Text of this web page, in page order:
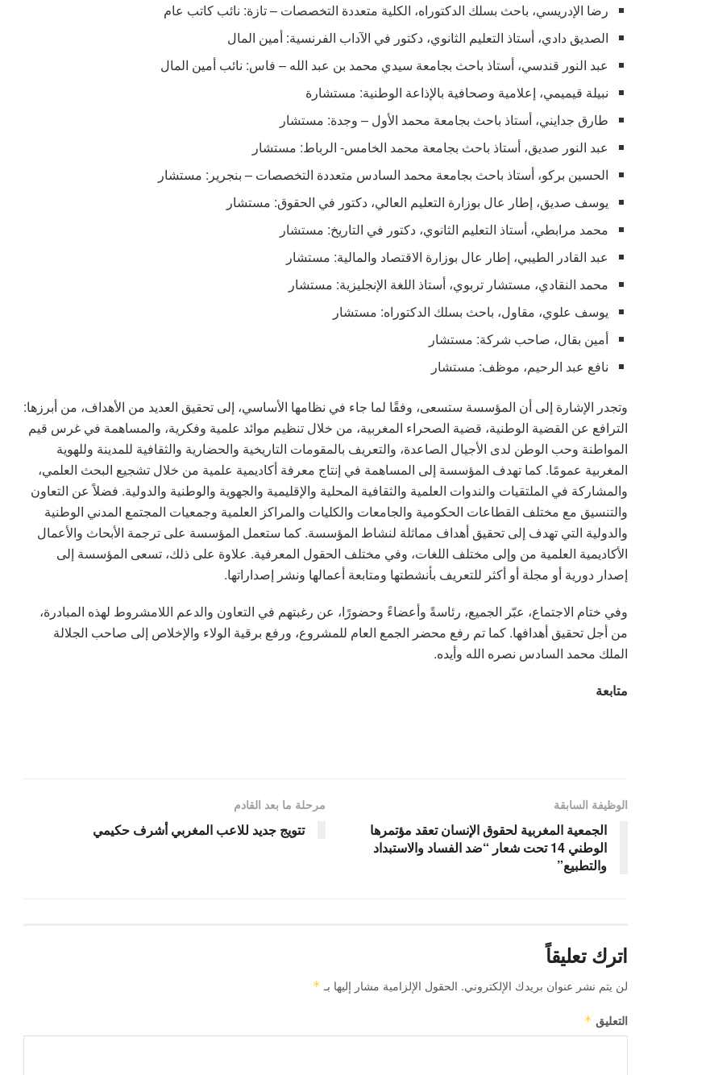
رضا الإدريسي، باحث بسلك الدكتوراه، الكلية متعددة التخصصات – تازة: نائب كاتب عام
الصديق دادي، أستاذ التعليم الثانوي، دكتور في الآداب الفرنسية: أمين المال
عبد النور قندسي، أستاذ باحث بجامعة سيدي محمد بن عبد الله – فاس: نائب أمين المال
نبيلة قيميمي، إعلامية وصحافية بالإذاعة الوطنية: مستشارة
طارق جدايني، أستاذ باحث بجامعة محمد الأول – وجدة: مستشار
عبد النور صديق، أستاذ باحث بجامعة محمد الخامس- الرباط: مستشار
الحسين بركو، أستاذ باحث بجامعة محمد السادس متعددة التخصصات – بنجرير: مستشار
يوسف صديق، إطار عال بوزارة التعليم العالي، دكتور في الحقوق: مستشار
محمد مرابطي، أستاذ التعليم الثانوي، دكتور في التاريخ: مستشار
عبد القادر الطيبي، إطار عال بوزارة الاقتصاد والمالية: مستشار
محمد النقادي، مستشار تربوي، أستاذ اللغة الإنجليزية: مستشار
يوسف علوي، مقاول، باحث بسلك الدكتوراه: مستشار
أمين بقال، صاحب شركة: مستشار
نافع عبد الرحيم، موظف: مستشار
وتجدر الإشارة إلى أن المؤسسة ستسعى، وفقًا لما جاء في نظامها الأساسي، إلى تحقيق العديد من الأهداف، من أبرزها:
الترافع عن القضية الوطنية، قضية الصحراء المغربية، من خلال تنظيم موائد علمية وفكرية، والمساهمة في غرس قيم
المواطنة وحب الوطن لدى الأجيال الصاعدة، والتعريف بالمقومات التاريخية والحضارية والثقافية للمدينة وللهوية
المغربية عمومًا. كما تهدف المؤسسة إلى المساهمة في إنتاج معرفة أكاديمية علمية من خلال تشجيع البحث العلمي،
والمشاركة في الملتقيات والندوات العلمية والثقافية المحلية والإقليمية والجهوية والوطنية والدولية. فضلاً عن التعاون
والتنسيق مع مختلف القطاعات الحكومية والجامعات والكليات والمراكز العلمية وجمعيات المجتمع المدني الوطنية
والدولية التي تهدف إلى تحقيق أهداف مماثلة لنشاط المؤسسة. كما ستعمل المؤسسة على ترجمة الأبحاث والأعمال
الأكاديمية العلمية من وإلى مختلف اللغات، وفي مختلف الحقول المعرفية. علاوة على ذلك، تسعى المؤسسة إلى
إصدار دورية أو مجلة أو أكثر للتعريف بأنشطتها ومتابعة أعمالها ونشر إصداراتها.
وفي ختام الاجتماع، عبّر الجميع، رئاسةً وأعضاءً وحضورًا، عن رغبتهم في التعاون والدعم اللامشروط لهذه المبادرة،
من أجل تحقيق أهدافها. كما تم رفع محضر الجمع العام للمشروع، ورفع برقية الولاء والإخلاص إلى صاحب الجلالة
الملك محمد السادس نصره الله وأيده.
متابعة
الوظيفة السابقة
الجمعية المغربية لحقوق الإنسان تعقد مؤتمرها
الوطني 14 تحت شعار “ضد الفساد والاستبداد
والتطبيع”
مرحلة ما بعد القادم
تتويج جديد للاعب المغربي أشرف حكيمي
اترك تعليقاً
لن يتم نشر عنوان بريدك الإلكتروني. الحقول الإلزامية مشار إليها بـ *
التعليق *